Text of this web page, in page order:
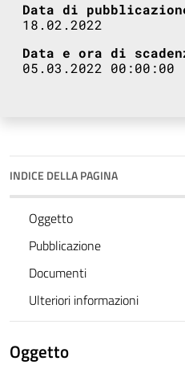
Data di
18.02.2022
Data e ora di
05.03.2022 00:00:00
INDICE DELLA PAGINA
Oggetto
Pubblicazione
Documenti
Ulteriori informazioni
Oggetto